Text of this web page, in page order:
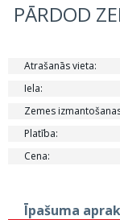
PĀRDOD
Atrašanās vieta:
Iela:
Zemes
Platība:
Cena:
Īpašuma